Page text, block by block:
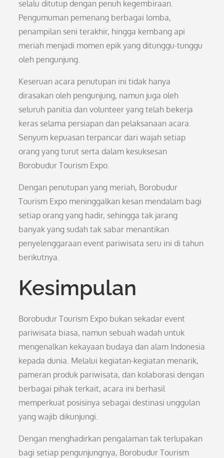
selalu ditutup dengan penuh kegembiraan.
Pengumuman pemenang berbagai lomba,
penampilan seni terakhir, hingga kembang api
meriah menjadi momen epik yang ditunggu-tunggu
oleh pengunjung.
Keseruan acara penutupan ini tidak hanya
dirasakan oleh pengunjung, namun juga oleh
seluruh panitia dan volunteer yang telah bekerja
keras selama persiapan dan pelaksanaan acara.
Senyum kepuasan terpancar dari wajah setiap
orang yang turut serta dalam kesuksesan
Borobudur Tourism Expo.
Dengan penutupan yang meriah, Borobudur
Tourism Expo meninggalkan kesan mendalam bagi
setiap orang yang hadir, sehingga tak jarang
banyak yang sudah tak sabar menantikan
penyelenggaraan event pariwisata seru ini di tahun
berikutnya.
Kesimpulan
Borobudur Tourism Expo bukan sekadar event
pariwisata biasa, namun sebuah wadah untuk
mengenalkan kekayaan budaya dan alam Indonesia
kepada dunia. Melalui kegiatan-kegiatan menarik,
pameran produk pariwisata, dan kolaborasi dengan
berbagai pihak terkait, acara ini berhasil
memperkuat posisinya sebagai destinasi unggulan
yang wajib dikunjungi.
Dengan menghadirkan pengalaman tak terlupakan
bagi setiap pengunjungnya, Borobudur Tourism